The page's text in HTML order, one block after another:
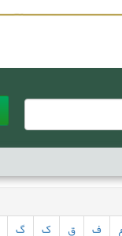
ف ق ک گ